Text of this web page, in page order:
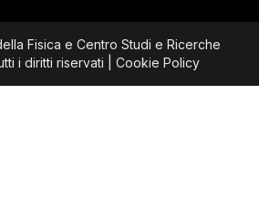
Fisica e Centro Studi e Ricerche
i diritti riservati | Cookie Policy